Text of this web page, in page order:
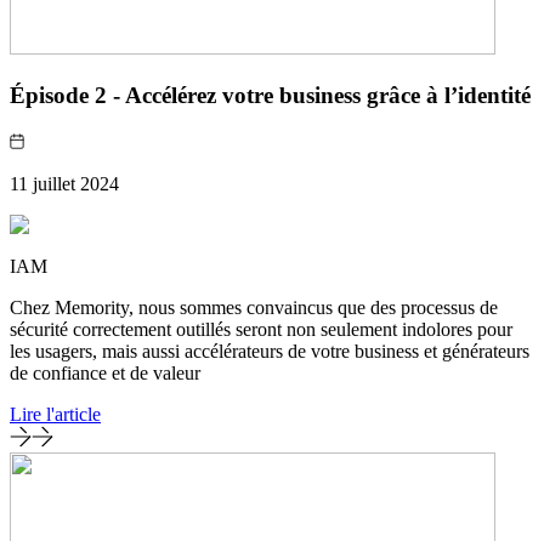
Épisode 2 - Accélérez votre business grâce à l’identité
11 juillet 2024
IAM
Chez Memority, nous sommes convaincus que des processus de
sécurité correctement outillés seront non seulement indolores pour
les usagers, mais aussi accélérateurs de votre business et générateurs
de confiance et de valeur
Lire l'article